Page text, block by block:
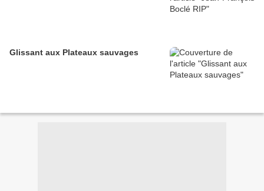
Glissant aux Plateaux sauvages